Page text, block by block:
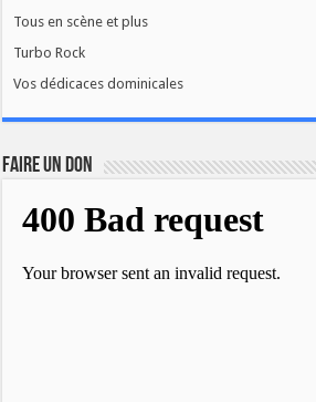
Tous en scène et plus
Turbo Rock
Vos dédicaces dominicales
FAIRE UN DON